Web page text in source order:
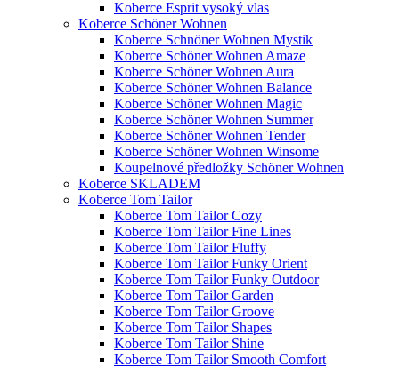
Koberce Esprit vysoký vlas
Koberce Schöner Wohnen
Koberce Schnöner Wohnen Mystik
Koberce Schöner Wohnen Amaze
Koberce Schöner Wohnen Aura
Koberce Schöner Wohnen Balance
Koberce Schöner Wohnen Magic
Koberce Schöner Wohnen Summer
Koberce Schöner Wohnen Tender
Koberce Schöner Wohnen Winsome
Koupelnové předložky Schöner Wohnen
Koberce SKLADEM
Koberce Tom Tailor
Koberce Tom Tailor Cozy
Koberce Tom Tailor Fine Lines
Koberce Tom Tailor Fluffy
Koberce Tom Tailor Funky Orient
Koberce Tom Tailor Funky Outdoor
Koberce Tom Tailor Garden
Koberce Tom Tailor Groove
Koberce Tom Tailor Shapes
Koberce Tom Tailor Shine
Koberce Tom Tailor Smooth Comfort